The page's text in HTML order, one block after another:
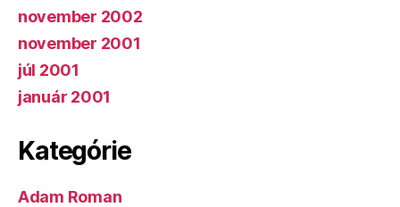
november 2002
november 2001
júl 2001
január 2001
Kategórie
Adam Roman